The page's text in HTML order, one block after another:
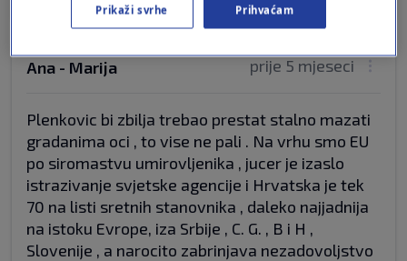
prije 5 mjeseci
Ana - Marija
Plenkovic bi zbilja trebao prestat stalno mazati
gradanima oci , to vise ne pali . Na vrhu smo EU
po siromastvu umirovljenika , jucer je izaslo
istrazivanje svjetske agencije i Hrvatska je tek
70 na listi sretnih stanovnika , daleko najjadnija
na istoku Evrope, iza Srbije , C. G. , B i H ,
Slovenije , a narocito zabrinjava nezadovoljstvo
Prikaži svrhe Prihvaćam